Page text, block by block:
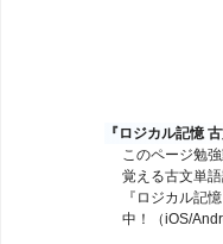
『ロジカル記憶
このページ勉
覚える古文単
『ロジカル記
中！（iOS/